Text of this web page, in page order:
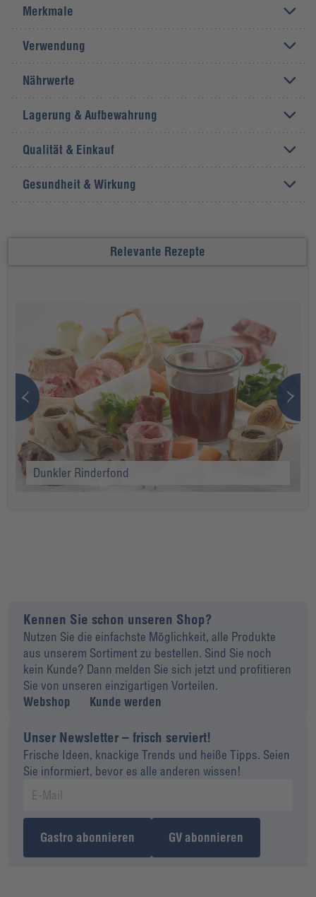
Merkmale
Verwendung
Nährwerte
Lagerung & Aufbewahrung
Qualität & Einkauf
Gesundheit & Wirkung
Relevante Rezepte
Dunkler Rinderfond
Kennen Sie schon unseren Shop?
Nutzen Sie die einfachste Möglichkeit, alle Produkte
aus unserem Sortiment zu bestellen. Sind Sie noch
kein Kunde? Dann melden Sie sich jetzt und profitieren
Sie von unseren einzigartigen Vorteilen.
Webshop
Kunde werden
Unser Newsletter – frisch serviert!
Frische Ideen, knackige Trends und heiße Tipps. Seien
Sie informiert, bevor es alle anderen wissen!
Gastro abonnieren GV abonnieren